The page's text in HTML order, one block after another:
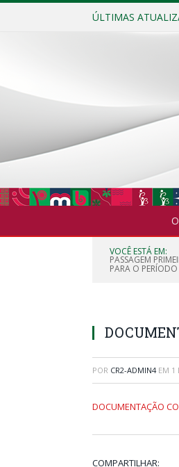
ÚLTIMAS
VOCÊ ESTÁ EM:
PASSAGEM
PARA O
POR CR2-ADMIN4 EM 1
DOCUMENTAÇÃO
COMPARTILHAR: